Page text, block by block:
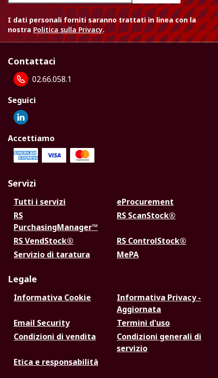
I dati personali forniti saranno trattati in linea con la
nostra Politica sulla Privacy.
Contattaci
02.66.058.1
Seguici
Accettiamo
Servizi
Tutti i servizi
eProcurement
RS
PurchasingManager™
RS ScanStock®
RS VendStock®
RS ControlStock®
Servizio di taratura
MePA
Legale
Informativa Cookie
Informativa Privacy -
Aggiornata
Email Security
Termini d'uso
Condizioni di vendita
Condizioni generali di
servizio
Etica e responsabilità